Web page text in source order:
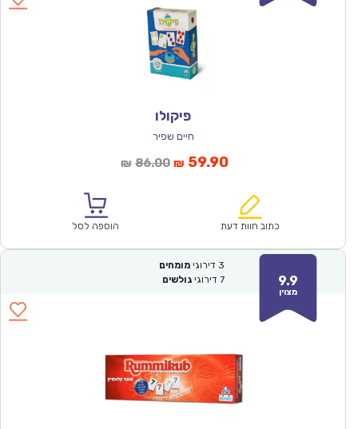
פיקולו
חיים שפיר
₪ 86.00המחיר
₪86.00.
₪ 59.90המחיר
הוא:
כתוב חוות דעת הוספה לסל
9.9
מצוין
3 דירוגי מומחים
7 דירוגי גולשים